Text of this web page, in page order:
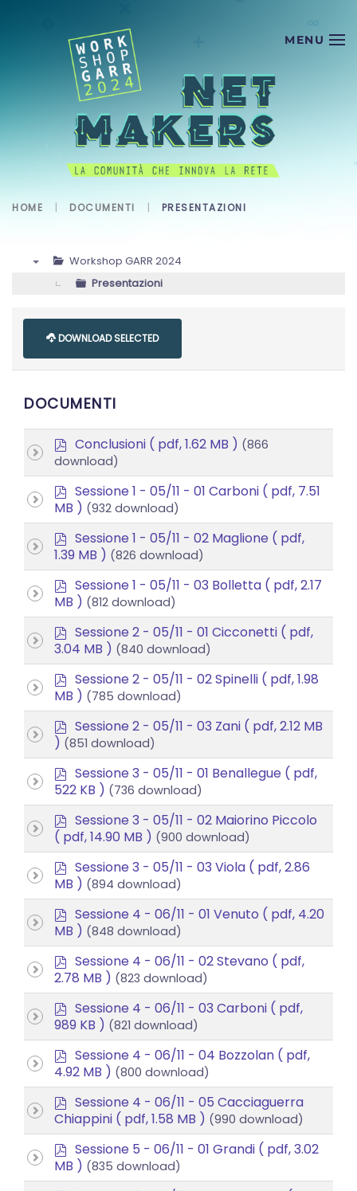
Skip to main content
HOME DOCUMENTI PRESENTAZIONI
Workshop GARR 2024
Presentazioni
DOWNLOAD SELECTED
DOCUMENTI
p
d
f
Conclusioni ( pdf, 1.62 MB ) (866
download)
p
d
f
Sessione 1 - 05/11 - 01 Carboni ( pdf, 7.51
MB ) (932 download)
p
d
f
Sessione 1 - 05/11 - 02 Maglione ( pdf,
1.39 MB ) (826 download)
p
d
f
Sessione 1 - 05/11 - 03 Bolletta ( pdf, 2.17
MB ) (812 download)
p
d
f
Sessione 2 - 05/11 - 01 Cicconetti ( pdf,
3.04 MB ) (840 download)
p
d
f
Sessione 2 - 05/11 - 02 Spinelli ( pdf, 1.98
MB ) (785 download)
p
d
f
Sessione 2 - 05/11 - 03 Zani ( pdf, 2.12 MB
) (851 download)
p
d
f
Sessione 3 - 05/11 - 01 Benallegue ( pdf,
522 KB ) (736 download)
p
d
f
Sessione 3 - 05/11 - 02 Maiorino Piccolo
( pdf, 14.90 MB ) (900 download)
p
d
f
Sessione 3 - 05/11 - 03 Viola ( pdf, 2.86
MB ) (894 download)
p
d
f
Sessione 4 - 06/11 - 01 Venuto ( pdf, 4.20
MB ) (848 download)
p
d
f
Sessione 4 - 06/11 - 02 Stevano ( pdf,
2.78 MB ) (823 download)
p
d
f
Sessione 4 - 06/11 - 03 Carboni ( pdf,
989 KB ) (821 download)
p
d
f
Sessione 4 - 06/11 - 04 Bozzolan ( pdf,
4.92 MB ) (800 download)
p
d
f
Sessione 4 - 06/11 - 05 Cacciaguerra
Chiappini ( pdf, 1.58 MB ) (990 download)
p
d
f
Sessione 5 - 06/11 - 01 Grandi ( pdf, 3.02
MB ) (835 download)